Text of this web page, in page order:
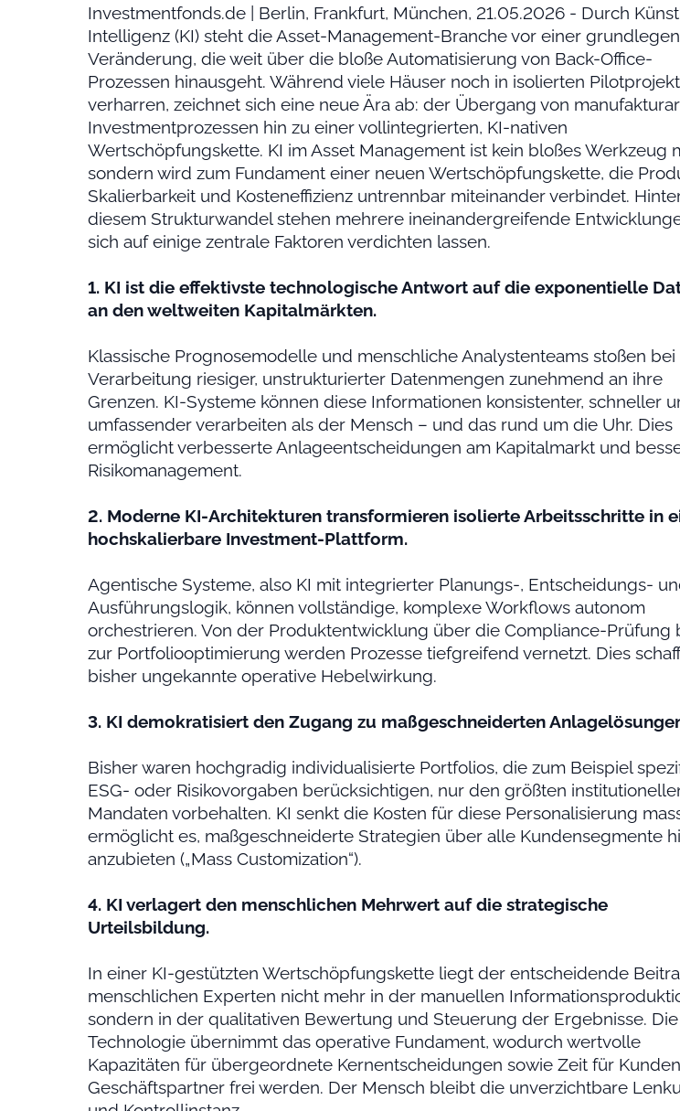
Investmentfonds.de | Berlin, Frankfurt, München, 21.05.2026 - Durch
Intelligenz (KI) steht die Asset-Management-Branche vor einer
Veränderung, die weit über die bloße Automatisierung von Back-Office-
Prozessen hinausgeht. Während viele Häuser noch in isolierten
verharren, zeichnet sich eine neue Ära ab: der Übergang von
Investmentprozessen hin zu einer vollintegrierten, KI-nativen
Wertschöpfungskette. KI im Asset Management ist kein bloßes Werkzeug
sondern wird zum Fundament einer neuen Wertschöpfungskette, die
Skalierbarkeit und Kosteneffizienz untrennbar miteinander verbindet.
diesem Strukturwandel stehen mehrere ineinandergreifende
sich auf einige zentrale Faktoren verdichten lassen.
1. KI ist die effektivste technologische Antwort auf die exponentielle
an den weltweiten Kapitalmärkten.
Klassische Prognosemodelle und menschliche Analystenteams stoßen
Verarbeitung riesiger, unstrukturierter Datenmengen zunehmend an ihre
Grenzen. KI-Systeme können diese Informationen konsistenter, schneller
umfassender verarbeiten als der Mensch – und das rund um die Uhr. Dies
ermöglicht verbesserte Anlageentscheidungen am Kapitalmarkt und
Risikomanagement.
2. Moderne KI-Architekturen transformieren isolierte Arbeitsschritte in
hochskalierbare Investment-Plattform.
Agentische Systeme, also KI mit integrierter Planungs-, Entscheidungs-
Ausführungslogik, können vollständige, komplexe Workflows autonom
orchestrieren. Von der Produktentwicklung über die Compliance-Prüfung
zur Portfoliooptimierung werden Prozesse tiefgreifend vernetzt. Dies
bisher ungekannte operative Hebelwirkung.
3. KI demokratisiert den Zugang zu maßgeschneiderten
Bisher waren hochgradig individualisierte Portfolios, die zum Beispiel
ESG- oder Risikovorgaben berücksichtigen, nur den größten
Mandaten vorbehalten. KI senkt die Kosten für diese Personalisierung
ermöglicht es, maßgeschneiderte Strategien über alle Kundensegmente
anzubieten („Mass Customization“).
4. KI verlagert den menschlichen Mehrwert auf die strategische
Urteilsbildung.
In einer KI-gestützten Wertschöpfungskette liegt der entscheidende
menschlichen Experten nicht mehr in der manuellen
sondern in der qualitativen Bewertung und Steuerung der Ergebnisse. Die
Technologie übernimmt das operative Fundament, wodurch wertvolle
Kapazitäten für übergeordnete Kernentscheidungen sowie Zeit für
Geschäftspartner frei werden. Der Mensch bleibt die unverzichtbare